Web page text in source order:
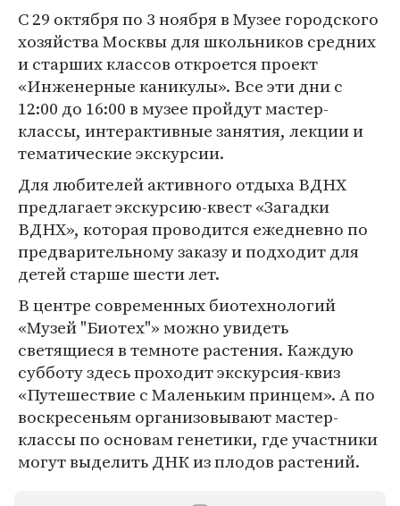
С 29 октября по 3 ноября в Музее городского
хозяйства Москвы для школьников средних
и старших классов откроется проект
«Инженерные каникулы». Все эти дни с
12:00 до 16:00 в музее пройдут мастер-
классы, интерактивные занятия, лекции и
тематические экскурсии.
Для любителей активного отдыха ВДНХ
предлагает экскурсию-квест «Загадки
ВДНХ», которая проводится ежедневно по
предварительному заказу и подходит для
детей старше шести лет.
В центре современных биотехнологий
«Музей "Биотех"» можно увидеть
светящиеся в темноте растения. Каждую
субботу здесь проходит экскурсия-квиз
«Путешествие с Маленьким принцем». А по
воскресеньям организовывают мастер-
классы по основам генетики, где участники
могут выделить ДНК из плодов растений.